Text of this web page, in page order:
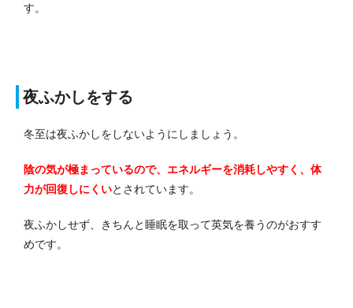
す。
夜ふかしをする
冬至は夜ふかしをしないようにしましょう。
陰の気が極まっているので、エネルギーを消耗しやすく、体
力が回復しにくいとされています。
夜ふかしせず、きちんと睡眠を取って英気を養うのがおすす
めです。